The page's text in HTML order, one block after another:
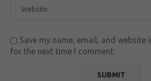
Save my name, email, and website
for the next time I comment.